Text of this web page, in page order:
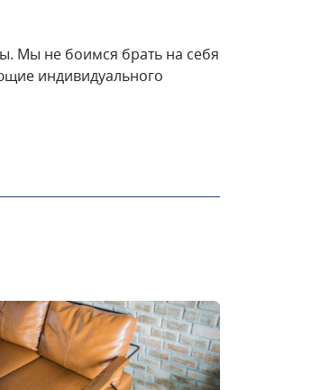
Мы не боимся брать на себя
индивидуального